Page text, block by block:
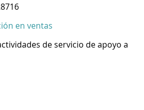
en ventas
de servicio de apoyo a